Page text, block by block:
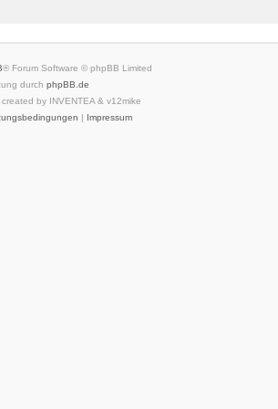
® Forum Software © phpBB Limited
durch phpBB.de
by INVENTEA & v12mike
| Impressum